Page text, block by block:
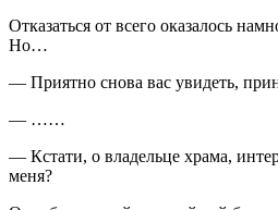
Отказаться от всего оказалось
Но…
— Приятно снова вас увидеть,
— ……
— Кстати, о владельце храма,
меня?